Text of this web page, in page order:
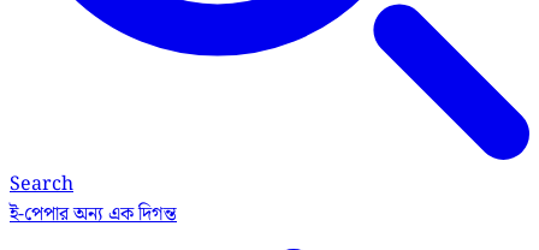
Search
ই-পেপারঅন্য এক দিগন্ত